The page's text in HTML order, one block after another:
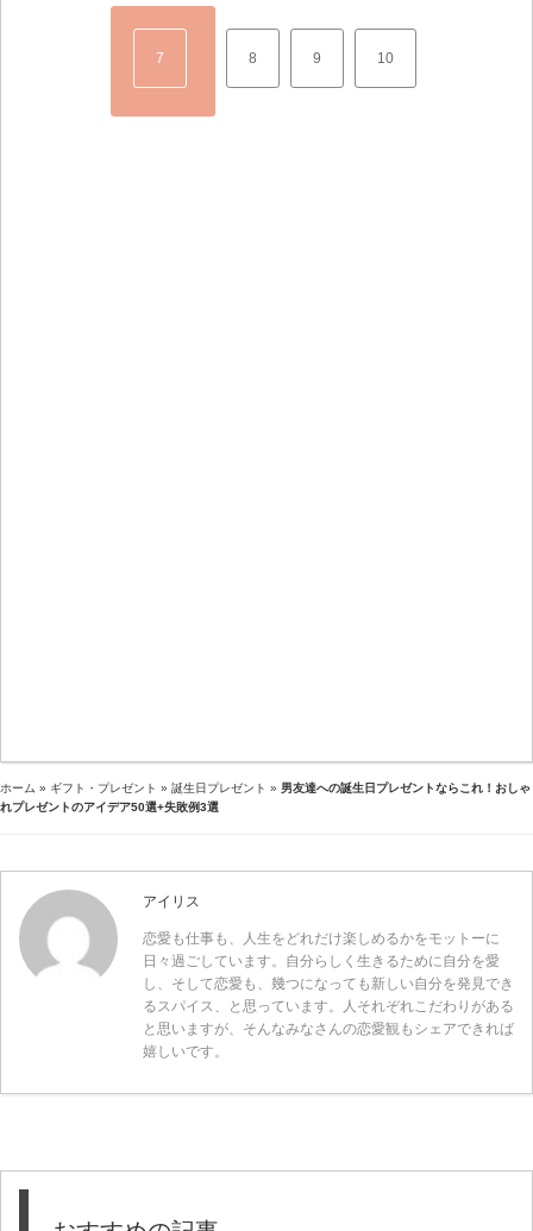
7 8 9 10
ホーム » ギフト・プレゼント » 誕生日プレゼント » 男友達への誕生日プレゼントならこれ！おしゃ
れプレゼントのアイデア50選+失敗例3選
アイリス
恋愛も仕事も、人生をどれだけ楽しめるかをモットーに
日々過ごしています。自分らしく生きるために自分を愛
し、そして恋愛も、幾つになっても新しい自分を発見でき
るスパイス、と思っています。人それぞれこだわりがある
と思いますが、そんなみなさんの恋愛観もシェアできれば
嬉しいです。